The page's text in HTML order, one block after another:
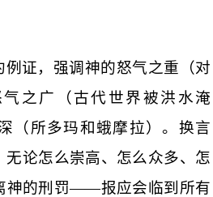
例证，强调神的怒气之重（对
之广（古代世界被洪水淹
（所多玛和蛾摩拉）。换言
无论怎么崇高、怎么众多、怎
神的刑罚——报应会临到所有